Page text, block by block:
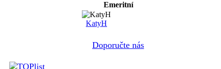
Emeritní
KatyH
Doporučte nás